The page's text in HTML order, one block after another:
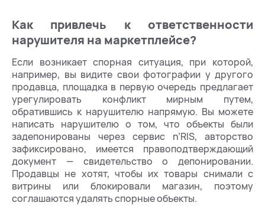
Как привлечь к ответственности
нарушителя на маркетплейсе?
Если возникает спорная ситуация, при которой,
например, вы видите свои фотографии у другого
продавца, площадка в первую очередь предлагает
урегулировать конфликт мирным путем,
обратившись к нарушителю напрямую. Вы можете
написать нарушителю о том, что объекты были
задепонированы через сервис n’RIS, авторство
зафиксировано, имеется правоподтверждающий
документ — свидетельство о депонировании.
Продавцы не хотят, чтобы их товары снимали с
витрины или блокировали магазин, поэтому
соглашаются удалять спорные объекты.